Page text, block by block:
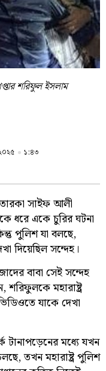
শরিফুল ইসলাম
১:৪৩
সাইফ আলী
ধরে একে চুরির ঘটনা
পুলিশ যা বলছে,
দিয়েছিল সন্দেহ।
বাবা সেই সন্দেহ
মহারাষ্ট্র
যাকে দেখা
টানাপড়েনের মধ্যে যখন
তখন মহারাষ্ট্র পুলিশ